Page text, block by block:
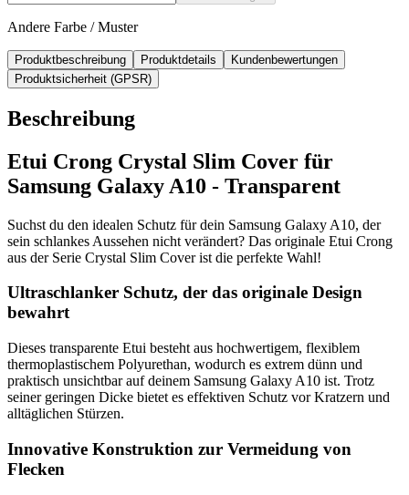
Andere Farbe / Muster
Produktbeschreibung Produktdetails
Kundenbewertungen
Produktsicherheit (GPSR)
Beschreibung
Etui Crong Crystal Slim Cover für
Samsung Galaxy A10 - Transparent
Suchst du den idealen Schutz für dein Samsung Galaxy A10, der
sein schlankes Aussehen nicht verändert? Das originale Etui Crong
aus der Serie Crystal Slim Cover ist die perfekte Wahl!
Ultraschlanker Schutz, der das originale Design
bewahrt
Dieses transparente Etui besteht aus hochwertigem, flexiblem
thermoplastischem Polyurethan, wodurch es extrem dünn und
praktisch unsichtbar auf deinem Samsung Galaxy A10 ist. Trotz
seiner geringen Dicke bietet es effektiven Schutz vor Kratzern und
alltäglichen Stürzen.
Innovative Konstruktion zur Vermeidung von
Flecken